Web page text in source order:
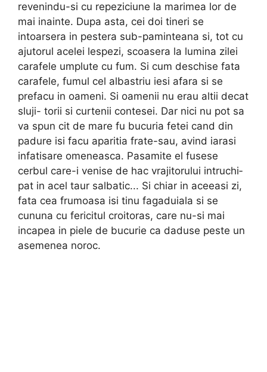
revenindu-si cu repeziciune la marimea lor de
mai inainte. Dupa asta, cei doi tineri se
intoarsera in pestera sub-paminteana si, tot cu
ajutorul acelei lespezi, scoasera la lumina zilei
carafele umplute cu fum. Si cum des­chise fata
carafele, fumul cel albastriu iesi afara si se
prefacu in oameni. Si oamenii nu erau altii decat
sluji- torii si curtenii contesei. Dar nici nu pot sa
va spun cit de mare fu bucuria fetei cand din
padure isi facu aparitia frate-sau, avind iarasi
infatisare omeneasca. Pasamite el fusese
cerbul care-i venise de hac vrajitorului intruchi­
pat in acel taur salbatic... Si chiar in aceeasi zi,
fata cea frumoasa isi tinu fagaduiala si se
cununa cu fericitul croitoras, care nu-si mai
incapea in piele de bucurie ca daduse peste un
aseme­nea noroc.